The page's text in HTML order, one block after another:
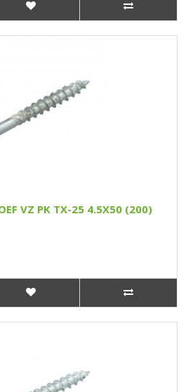
VZ PK TX-25 4.5X50 (200)